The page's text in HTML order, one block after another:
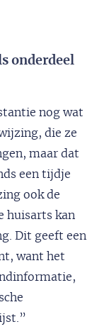
onderdeel
nog wat
die ze
maar dat
een tijdje
ook de
huisarts kan
Dit geeft een
want het